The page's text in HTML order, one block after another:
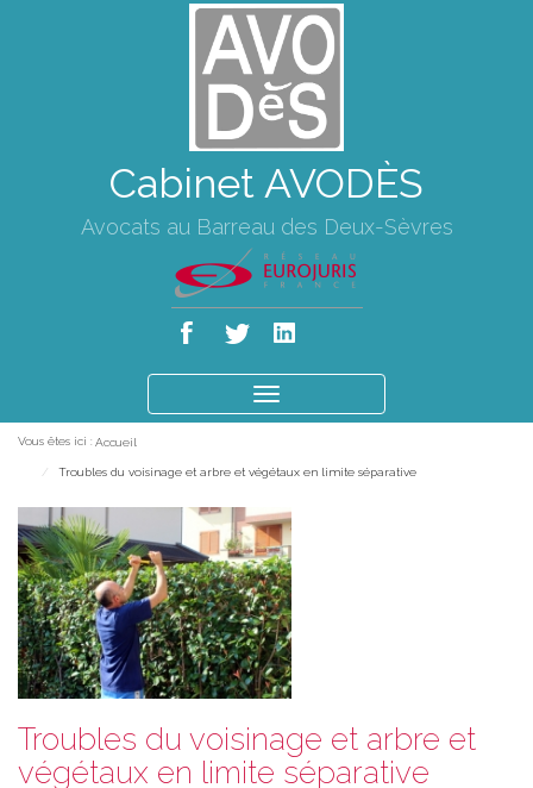
Cabinet AVODÈS
Avocats au Barreau des Deux-Sèvres
le
Vous êtes ici : Accueil
Troubles du voisinage et arbre et végétaux en limite séparative
Troubles du voisinage et arbre et
végétaux en limite séparative